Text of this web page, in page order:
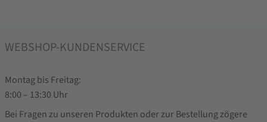
WEBSHOP-KUNDENSERVICE
Montag bis Freitag:
8:00 – 13:30 Uhr
Bei Fragen zu unseren Produkten oder zur Bestellung zögere